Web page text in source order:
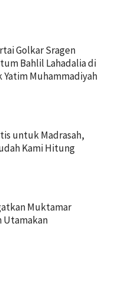
Golkar Sragen
Bahlil Lahadalia di
Yatim Muhammadiyah
untuk Madrasah,
Kami Hitung
Muktamar
Utamakan